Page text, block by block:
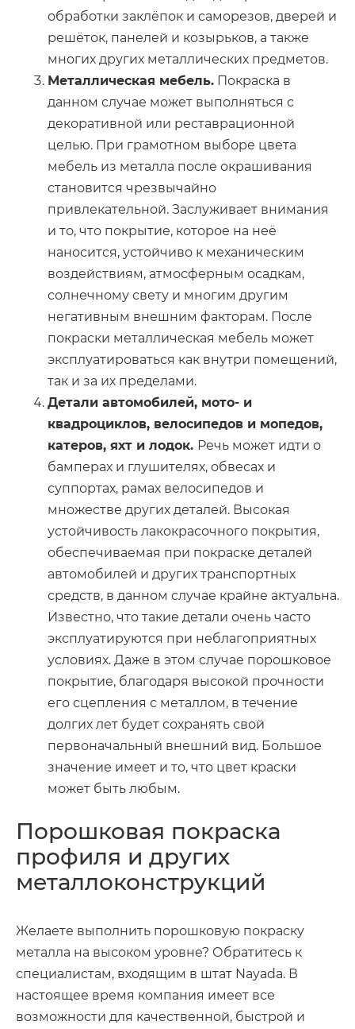
обработки заклёпок и саморезов, дверей и
решёток, панелей и козырьков, а также
многих других металлических предметов.
Металлическая мебель. Покраска в
данном случае может выполняться с
декоративной или реставрационной
целью. При грамотном выборе цвета
мебель из металла после окрашивания
становится чрезвычайно
привлекательной. Заслуживает внимания
и то, что покрытие, которое на неё
наносится, устойчиво к механическим
воздействиям, атмосферным осадкам,
солнечному свету и многим другим
негативным внешним факторам. После
покраски металлическая мебель может
эксплуатироваться как внутри помещений,
так и за их пределами.
Детали автомобилей, мото- и
квадроциклов, велосипедов и мопедов,
катеров, яхт и лодок. Речь может идти о
бамперах и глушителях, обвесах и
суппортах, рамах велосипедов и
множестве других деталей. Высокая
устойчивость лакокрасочного покрытия,
обеспечиваемая при покраске деталей
автомобилей и других транспортных
средств, в данном случае крайне актуальна.
Известно, что такие детали очень часто
эксплуатируются при неблагоприятных
условиях. Даже в этом случае порошковое
покрытие, благодаря высокой прочности
его сцепления с металлом, в течение
долгих лет будет сохранять свой
первоначальный внешний вид. Большое
значение имеет и то, что цвет краски
может быть любым.
Порошковая покраска
профиля и других
металлоконструкций
Желаете выполнить порошковую покраску
металла на высоком уровне? Обратитесь к
специалистам, входящим в штат Nayada. В
настоящее время компания имеет все
возможности для качественной, быстрой и